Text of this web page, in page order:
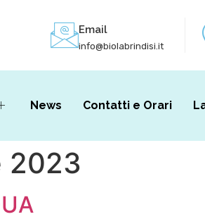
Email
info@biolabrindisi.it
News Contatti e Orari
2023